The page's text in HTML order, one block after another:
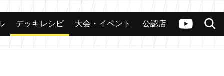
ヴァンガードch
検索
カード 大会 公認店舗 その他
デッキレシピ 大会・イベント 公認店